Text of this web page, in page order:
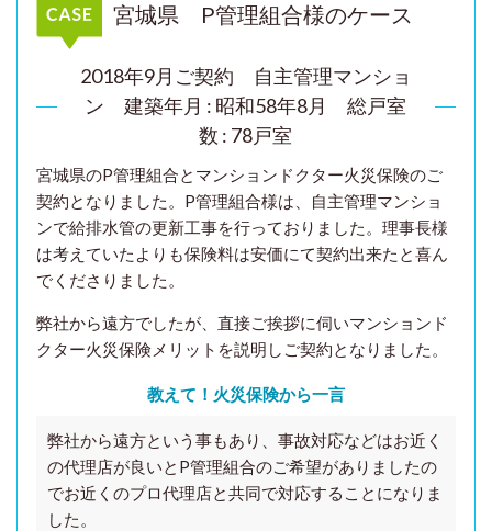
宮城県 P管理組合様のケース
2018年9月ご契約 自主管理マンショ
ン
建築年月 : 昭和58年8月 総戸室
数 : 78戸室
宮城県のP管理組合とマンションドクター火災保険のご
契約となりました。P管理組合様は、自主管理マンショ
ンで給排水管の更新工事を行っておりました。 理事長様
は考えていたよりも保険料は安価にて契約出来たと喜ん
でくださりました。
弊社から遠方でしたが、直接ご挨拶に伺いマンションド
クター火災保険メリットを説明しご契約となりました。
教えて！火災保険から一言
弊社から遠方という事もあり、事故対応などはお近く
の代理店が良いとP管理組合のご希望がありましたの
でお近くのプロ代理店と共同で対応することになりま
した。